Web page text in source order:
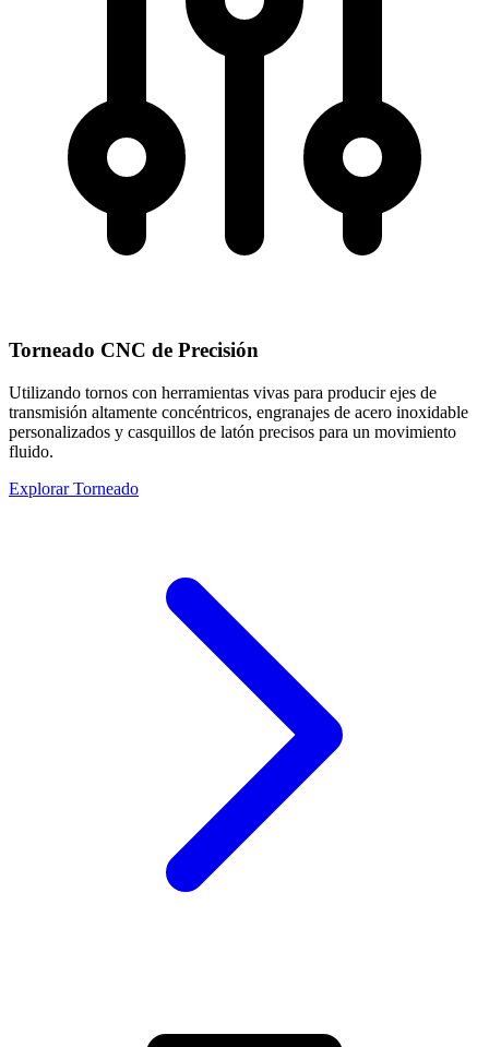
Torneado CNC de Precisión
Utilizando tornos con herramientas vivas para producir ejes de
transmisión altamente concéntricos, engranajes de acero inoxidable
personalizados y casquillos de latón precisos para un movimiento
fluido.
Explorar Torneado